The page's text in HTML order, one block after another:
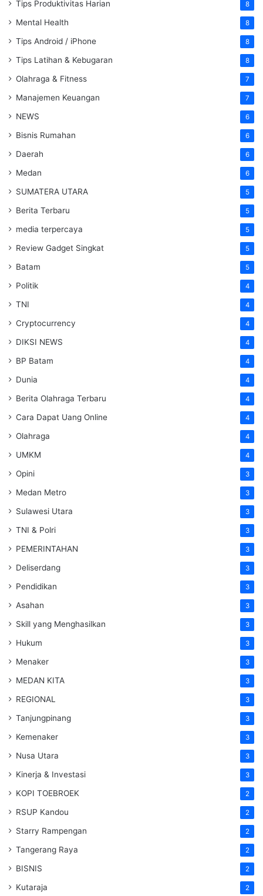
Tips Produktivitas Harian 8
Mental Health 8
Tips Android / iPhone 8
Tips Latihan & Kebugaran 8
Olahraga & Fitness 7
Manajemen Keuangan 7
NEWS 6
Bisnis Rumahan 6
Daerah 6
Medan 6
SUMATERA UTARA 5
Berita Terbaru 5
media terpercaya 5
Review Gadget Singkat 5
Batam 5
Politik 4
TNI 4
Cryptocurrency 4
DIKSI NEWS 4
BP Batam 4
Dunia 4
Berita Olahraga Terbaru 4
Cara Dapat Uang Online 4
Olahraga 4
UMKM 4
Opini 3
Medan Metro 3
Sulawesi Utara 3
TNI & Polri 3
PEMERINTAHAN 3
Deliserdang 3
Pendidikan 3
Asahan 3
Skill yang Menghasilkan 3
Hukum 3
Menaker 3
MEDAN KITA 3
REGIONAL 3
Tanjungpinang 3
Kemenaker 3
Nusa Utara 3
Kinerja & Investasi 3
KOPI TOEBROEK 2
RSUP Kandou 2
Starry Rampengan 2
Tangerang Raya 2
BISNIS 2
Kutaraja 2